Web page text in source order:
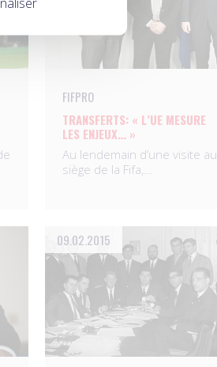
FIFPRO
TRANSFERTS: « L’UE MESURE
LES ENJEUX… »
Au lendemain d’une visite au
siège de la Fifa,…
09.02.2015